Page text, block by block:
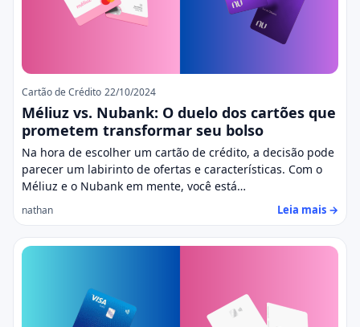
Cartão de Crédito 22/10/2024
Méliuz vs. Nubank: O duelo dos cartões que
prometem transformar seu bolso
Na hora de escolher um cartão de crédito, a decisão pode
parecer um labirinto de ofertas e características. Com o
Méliuz e o Nubank em mente, você está…
nathan Leia mais →